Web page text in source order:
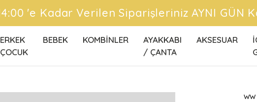
ÜCRETSİZ KARGO FIRSATLARINI KAÇIRMA !
ERKEK
ÇOCUK
BEBEK KOMBİNLER
AYAKKABI
/ ÇANTA
AKSESUAR
WW